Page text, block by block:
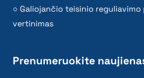
Galiojančio teisinio
vertinimas
Prenumeruokite